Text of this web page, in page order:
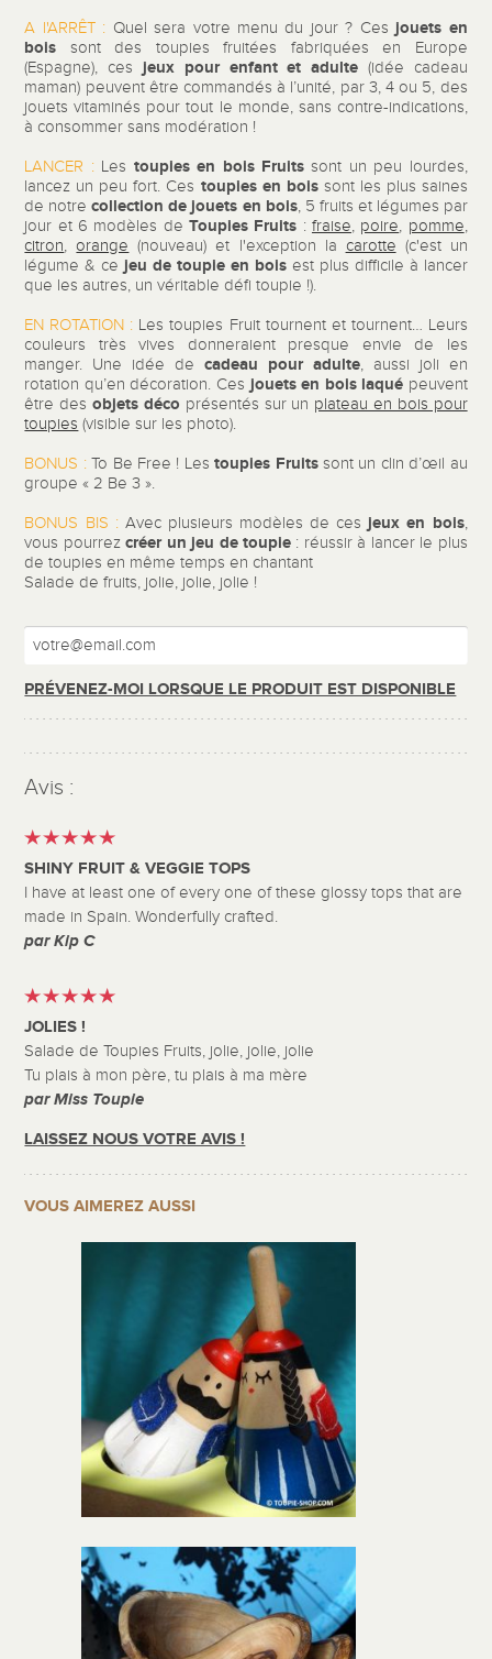
A l'ARRÊT : Quel sera votre menu du jour ? Ces jouets en
bois sont des toupies fruitées fabriquées en Europe
(Espagne), ces jeux pour enfant et adulte (idée cadeau
maman) peuvent être commandés à l’unité, par 3, 4 ou 5, des
jouets vitaminés pour tout le monde, sans contre-indications,
à consommer sans modération !
LANCER :Les toupies en bois Fruitssont un peu lourdes,
lancez un peu fort. Ces toupies en boissont les plus saines
de notrecollection de jouets en bois, 5 fruits et légumes par
jour et 6 modèles de Toupies Fruits : fraise, poire, pomme,
citron,orange (nouveau) et l'exception la carotte (c'est un
légume & ce jeu de toupie en boisest plus difficile à lancer
que les autres, un véritable défi toupie !).
EN ROTATION : Les toupies Fruit tournent et tournent… Leurs
couleurs très vives donneraient presque envie de les
manger. Une idée decadeau pour adulte, aussi joli en
rotation qu’en décoration. Ces jouets en bois laqué peuvent
être desobjets déco présentés sur un plateau en bois pour
toupies (visible sur les photo).
BONUS : To Be Free ! Lestoupies Fruitssont un clin d’œil au
groupe « 2 Be 3 ».
BONUS BIS :Avec plusieurs modèles de ces jeux en bois,
vous pourrezcréer un jeu de toupie : réussir à lancer le plus
de toupies en même temps en chantant
Salade de fruits, jolie, jolie, jolie !
PRÉVENEZ-MOI LORSQUE LE PRODUIT EST DISPONIBLE
Avis :
SHINY FRUIT & VEGGIE TOPS
I have at least one of every one of these glossy tops that are
made in Spain. Wonderfully crafted.
par Kip C
JOLIES !
Salade de Toupies Fruits, jolie, jolie, jolie
Tu plais à mon père, tu plais à ma mère
par Miss Toupie
LAISSEZ NOUS VOTRE AVIS !
VOUS AIMEREZ AUSSI